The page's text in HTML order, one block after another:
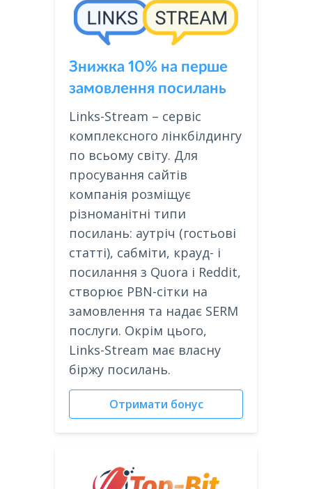
Знижка 10% на перше
замовлення посилань
Links-Stream – сервіс
комплексного лінкбілдингу
по всьому світу. Для
просування сайтів
компанія розміщує
різноманітні типи
посилань: аутріч (гостьові
статті), сабміти, крауд- і
посилання з Quora і Reddit,
створює PBN-сітки на
замовлення та надає SERM
послуги. Окрім цього,
Links-Stream має власну
біржу посилань.
Отримати бонус